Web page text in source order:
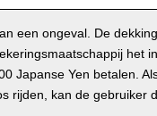
een ongeval. De
het
Japanse Yen betalen.
rijden, kan de gebruiker